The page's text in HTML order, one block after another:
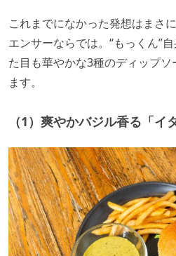
これまでになかった発想はまさ
エンサーならでは。“もっくん”
た目も華やかな3種のディップ
ます。
（1）爽やかバジル香る「イ